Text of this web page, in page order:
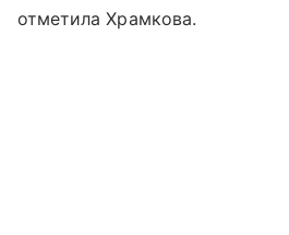
отметила Храмкова.